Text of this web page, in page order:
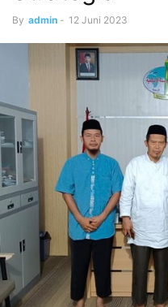
By admin - 12 Juni 2023